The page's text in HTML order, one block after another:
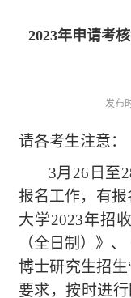
2023年申请考
发布
请各考生注意：
3月26 日 至
报名工作， 有报
大学2023年招
（全日制） 》 、
博士研究生招生
要求，按时进行